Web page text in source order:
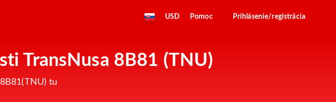
USD Pomoc Prihlásenie/registrácia
TransNusa 8B81 (TNU)
tu